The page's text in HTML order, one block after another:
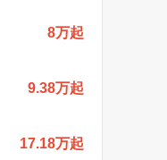
8万起
9.38万起
17.18万起